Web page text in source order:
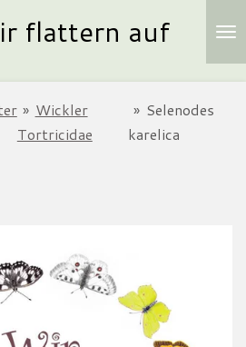
flattern auf
» Wickler
Tortricidae
» Selenodes
karelica